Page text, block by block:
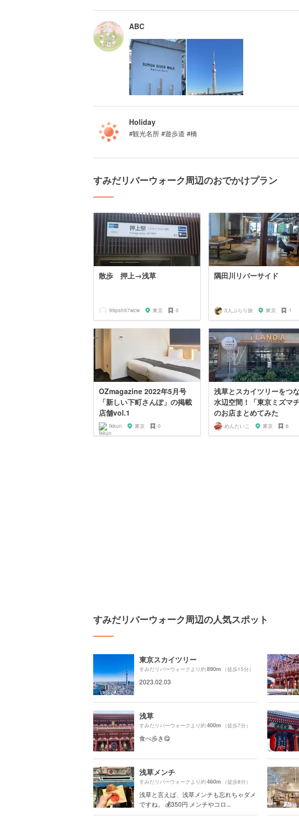
ABC
Holiday
#観光名所 #遊歩道 #橋
すみだリバーウォーク周辺のおでかけプラン
散歩 押上→浅草
99psh97wcw 東京 0
隅田川リバーサイド
3人ぶらり旅 東京 1
OZmagazine 2022年5月号
「新しい下町さんぽ」の掲載
店舗vol.1
Ikkun 東京 0
浅草とスカイツリーをつ
水辺空間！「東京ミズマチ
のお店まとめてみた
めんたいこ 東京 6
すみだリバーウォーク周辺の人気スポット
東京スカイツリー
すみだリバーウォークより約890m （徒歩15分）
2023.02.03
浅草
すみだリバーウォークより約400m （徒歩7分）
食べ歩き😋
浅草メンチ
すみだリバーウォークより約460m （徒歩8分）
浅草と言えば、浅草メンチも忘れちゃダメ
ですね。 💰350円 メンチやコロ...